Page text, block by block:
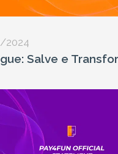
2024
Salve e